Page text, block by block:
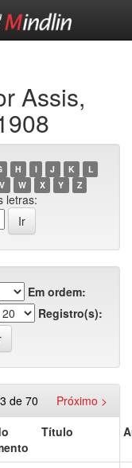
Assis,
H I J K
L
V W X Y Z
letras:
Em ordem:
Registro(s):
de 70
Próximo >
Título